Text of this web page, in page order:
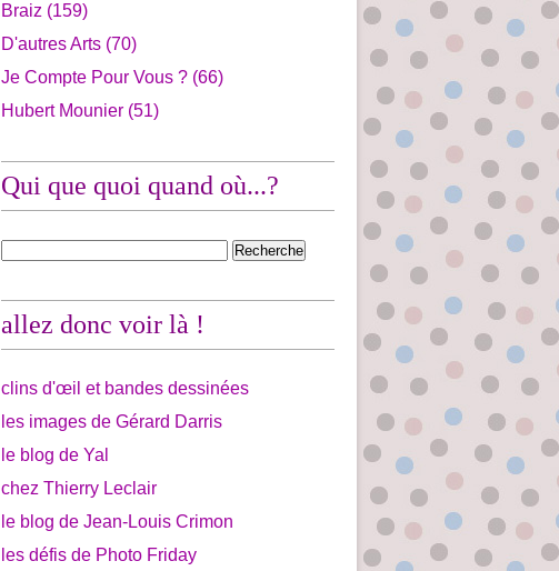
Braiz (159)
D'autres Arts (70)
Je Compte Pour Vous ? (66)
Hubert Mounier (51)
Qui que quoi quand où...?
allez donc voir là !
clins d'œil et bandes dessinées
les images de Gérard Darris
le blog de Yal
chez Thierry Leclair
le blog de Jean-Louis Crimon
les défis de Photo Friday